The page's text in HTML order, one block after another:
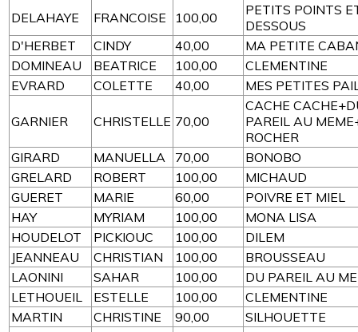
DELAHAYE
FRANCOISE 100,00
PETITS POINTS
DESSOUS
D'HERBET
CINDY 40,00
MA PETITE
DOMINEAU
BEATRICE 100,00
CLEMENTINE
EVRARD
COLETTE 40,00 MES PETITES
GARNIER CHRISTELLE 70,00
CACHE
PAREIL AU
ROCHER
GIRARD
MANUELLA 70,00
BONOBO
GRELARD
ROBERT 100,00
MICHAUD
GUERET
MARIE 60,00
POIVRE ET MIEL
HAY
MYRIAM 100,00
MONA LISA
HOUDELOT
PICKIOUC 100,00
DILEM
JEANNEAU
CHRISTIAN 100,00
BROUSSEAU
LAONINI
SAHAR 100,00
DU PAREIL AU
LETHOUEIL
ESTELLE 100,00
CLEMENTINE
MARTIN
CHRISTINE 90,00
SILHOUETTE